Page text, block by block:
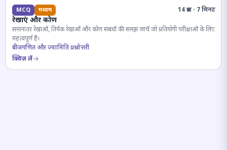
MCQ मध्यम 14 प्रश्न · 7 मिनट
रेखाएं और कोण
समानांतर रेखाओं, तिर्यक रेखाओं और कोण संबंधों की समझ जांचें जो प्रतियोगी परीक्षाओं के लिए
महत्वपूर्ण हैं।
बीजगणित और ज्यामिति प्रश्नोत्तरी
क्विज़ लें